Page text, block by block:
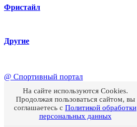
Фристайл
Другие
@ Спортивный портал
На сайте используются Cookies.
Продолжая пользоваться сайтом, вы
соглашаетесь с Политикой обработки
персональных данных